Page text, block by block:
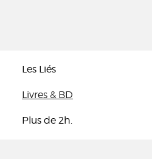
Les Liés
Livres & BD
Plus de 2h.